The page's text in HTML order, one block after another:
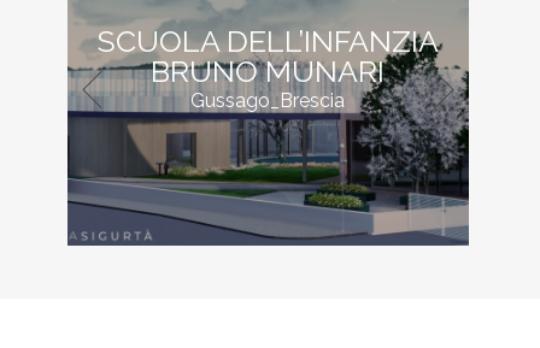
SCUOLA DELL’INFANZIA
BRUNO MUNARI
Gussago_Brescia